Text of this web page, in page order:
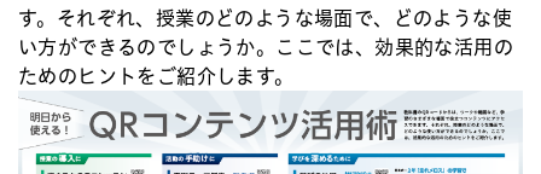
す。それぞれ、授業のどのような場面で、どのような使
い方ができるのでしょうか。ここでは、効果的な活用の
ためのヒントをご紹介します。